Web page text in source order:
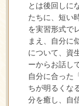
とは後回しに
たちに、短い
を実習形式で
まえ、自分に
について、資
ーからお話し
自分に合った
ちが明るくな
分を癒し、自